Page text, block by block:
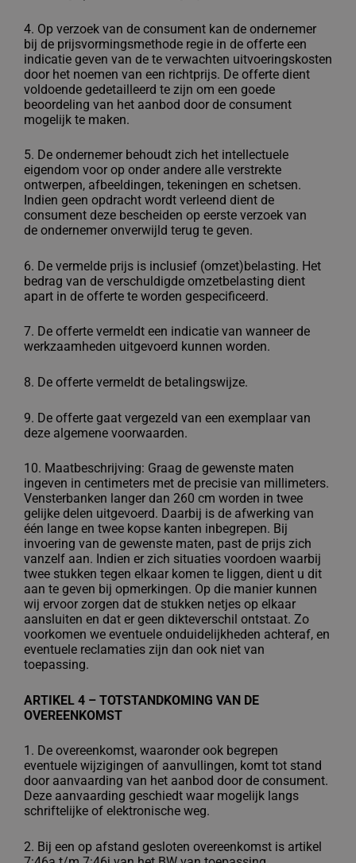
4. Op verzoek van de consument kan de ondernemer
bij de prijsvormingsmethode regie in de offerte een
indicatie geven van de te verwachten uitvoeringskosten
door het noemen van een richtprijs. De offerte dient
voldoende gedetailleerd te zijn om een goede
beoordeling van het aanbod door de consument
mogelijk te maken.
5. De ondernemer behoudt zich het intellectuele
eigendom voor op onder andere alle verstrekte
ontwerpen, afbeeldingen, tekeningen en schetsen.
Indien geen opdracht wordt verleend dient de
consument deze bescheiden op eerste verzoek van
de ondernemer onverwijld terug te geven.
6. De vermelde prijs is inclusief (omzet)belasting. Het
bedrag van de verschuldigde omzetbelasting dient
apart in de offerte te worden gespecificeerd.
7. De offerte vermeldt een indicatie van wanneer de
werkzaamheden uitgevoerd kunnen worden.
8. De offerte vermeldt de betalingswijze.
9. De offerte gaat vergezeld van een exemplaar van
deze algemene voorwaarden.
10. Maatbeschrijving: Graag de gewenste maten
ingeven in centimeters met de precisie van millimeters.
Vensterbanken langer dan 260 cm worden in twee
gelijke delen uitgevoerd. Daarbij is de afwerking van
één lange en twee kopse kanten inbegrepen. Bij
invoering van de gewenste maten, past de prijs zich
vanzelf aan. Indien er zich situaties voordoen waarbij
twee stukken tegen elkaar komen te liggen, dient u dit
aan te geven bij opmerkingen. Op die manier kunnen
wij ervoor zorgen dat de stukken netjes op elkaar
aansluiten en dat er geen dikteverschil ontstaat. Zo
voorkomen we eventuele onduidelijkheden achteraf, en
eventuele reclamaties zijn dan ook niet van
toepassing.
ARTIKEL 4 – TOTSTANDKOMING VAN DE
OVEREENKOMST
1. De overeenkomst, waaronder ook begrepen
eventuele wijzigingen of aanvullingen, komt tot stand
door aanvaarding van het aanbod door de consument.
Deze aanvaarding geschiedt waar mogelijk langs
schriftelijke of elektronische weg.
2. Bij een op afstand gesloten overeenkomst is artikel